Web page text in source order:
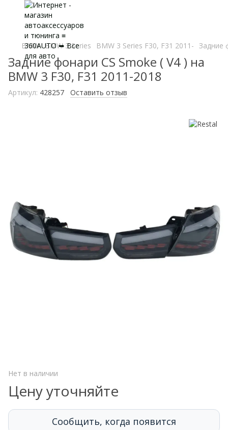
BMW BMW 3 Series BMW 3 Series F30, F31 2011- Задние
Задние фонари CS Smoke ( V4 ) на
BMW 3 F30, F31 2011-2018
Артикул: 428257 Оставить отзыв
Нет в наличии
Цену уточняйте
Сообщить, когда появится